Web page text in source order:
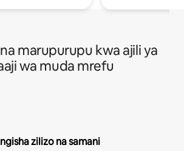
marupurupu kwa ajili ya
wa muda mrefu
zilizo na samani